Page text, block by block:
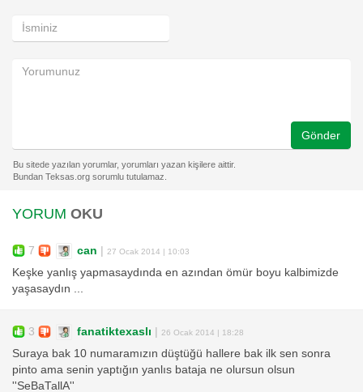
Gönder
YORUM OKU
7 can | 27 Ocak 2014 | 10:03
Keşke yanlış yapmasaydında en azından ömür boyu kalbimizde
yaşasaydın ...
3 fanatiktexaslı | 26 Ocak 2014 | 18:28
Suraya bak 10 numaramızın düştüğü hallere bak ilk sen sonra
pinto ama senin yaptığın yanlıs bataja ne olursun olsun
''SeBaTallA''